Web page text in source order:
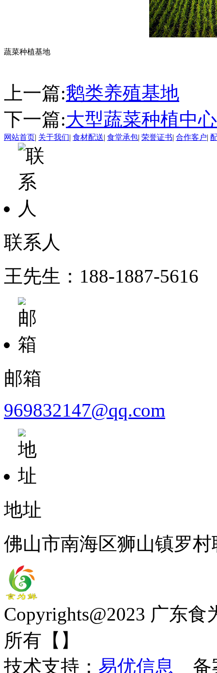
蔬菜种植基地
上一篇:鹅类养殖基地
下一篇:大型蔬菜种植中心
网站首页| 关于我们| 食材配送| 食堂承包| 荣誉证书| 合作客户|
联系人
王先生：188-1887-5616
邮箱
969832147@qq.com
地址
佛山市南海区狮山镇罗
Copyrights@2023 广东
所有【 】
技术支持： 易优信息 备